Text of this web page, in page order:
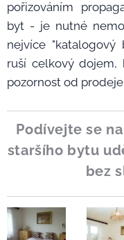
pořizováním
byt - je nutné
nejvíce "katalogový
ruší celkový dojem,
pozornost od prodeje.
Podívejte se
staršího bytu
bez